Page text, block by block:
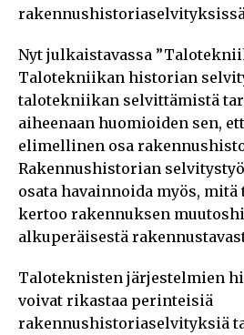
Nyt julkaistavassa
Talotekniikan historian
talotekniikan selvittämistä
aiheenaan huomioiden sen,
elimellinen osa
Rakennushistorian
osata havainnoida myös,
kertoo rakennuksen
alkuperäisestä
Taloteknisten järjestelmien
voivat rikastaa perinteisiä
rakennushistoriaselvityksiä